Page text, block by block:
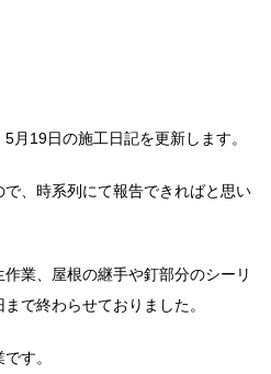
月19日の施工日記を更新します。
、時系列にて報告できればと思い
業、屋根の継手や釘部分のシーリ
で終わらせておりました。
す。